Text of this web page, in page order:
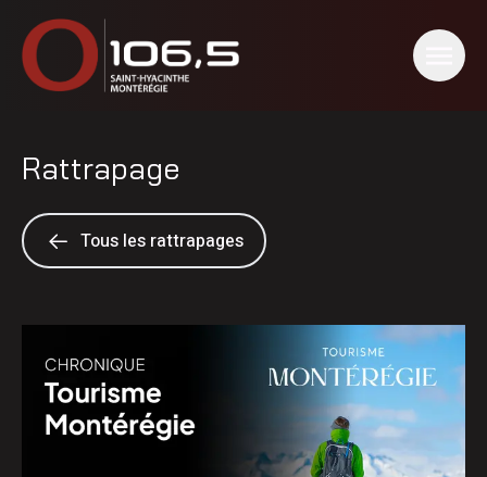
Rattrapage
Tous les rattrapages